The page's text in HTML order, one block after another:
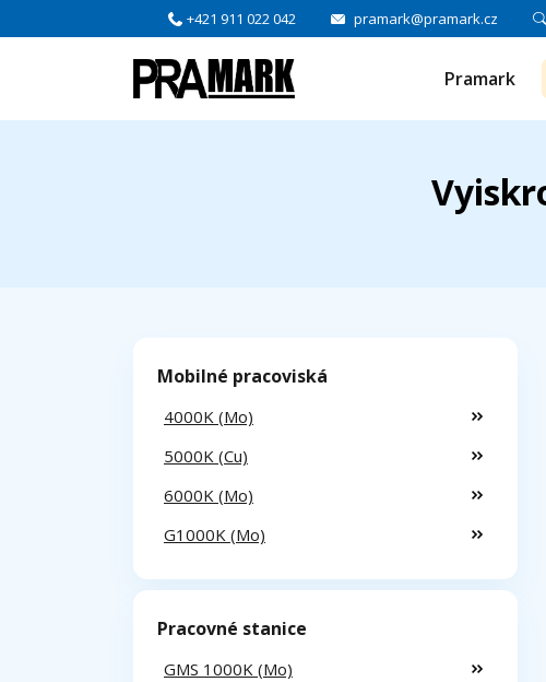
+421 911 022 042 pramark@pramark.cz
Pramark
Mobilné pracoviská
4000K (Mo)
5000K (Cu)
6000K (Mo)
G1000K (Mo)
Pracovné stanice
GMS 1000K (Mo)